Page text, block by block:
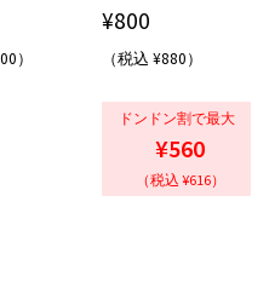
）
¥800
（税込 ¥880）
ドンドン割で最大
¥560
（税込 ¥616）